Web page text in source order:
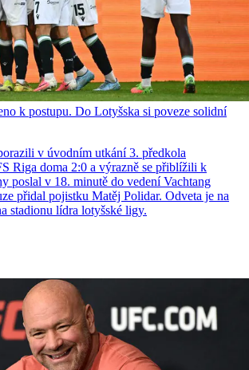
k postupu. Do Lotyšska si poveze solidní
v úvodním utkání 3. předkola
Riga doma 2:0 a výrazně se přiblížili k
poslal v 18. minutě do vedení Vachtang
přidal pojistku Matěj Polidar. Odveta je na
stadionu lídra lotyšské ligy.